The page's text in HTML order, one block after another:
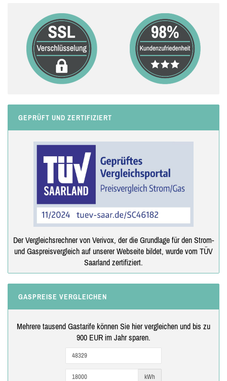
GEPRÜFT UND ZERTIFIZIERT
Der Vergleichsrechner von Verivox, der die Grundlage für den Strom-
und Gaspreisvergleich auf unserer Webseite bildet, wurde vom TÜV
Saarland zertifiziert.
GASPREISE VERGLEICHEN
Mehrere tausend Gastarife können Sie hier vergleichen und bis zu
900 EUR im Jahr sparen.
kWh